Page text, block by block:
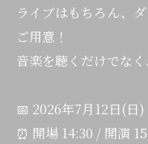
ライブはもちろん、
ご用意！
音楽を聴くだけでな
📅 2026年7月12日(日)
⏰ 開場 14:30 / 開演